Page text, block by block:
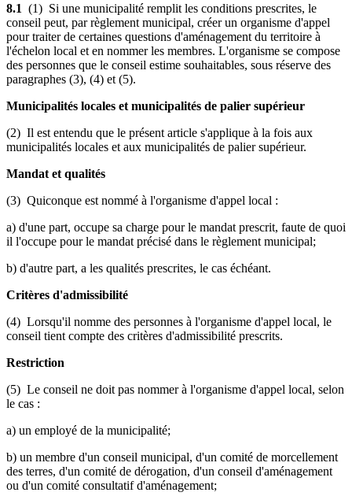
8.1 (1) Si une municipalité remplit les conditions prescrites, le
conseil peut, par règlement municipal, créer un organisme d'appel
pour traiter de certaines questions d'aménagement du territoire à
l'échelon local et en nommer les membres. L'organisme se compose
des personnes que le conseil estime souhaitables, sous réserve des
paragraphes (3), (4) et (5).
Municipalités locales et municipalités de palier supérieur
(2) Il est entendu que le présent article s'applique à la fois aux
municipalités locales et aux municipalités de palier supérieur.
Mandat et qualités
(3) Quiconque est nommé à l'organisme d'appel local :
a) d'une part, occupe sa charge pour le mandat prescrit, faute de quoi
il l'occupe pour le mandat précisé dans le règlement municipal;
b) d'autre part, a les qualités prescrites, le cas échéant.
Critères d'admissibilité
(4) Lorsqu'il nomme des personnes à l'organisme d'appel local, le
conseil tient compte des critères d'admissibilité prescrits.
Restriction
(5) Le conseil ne doit pas nommer à l'organisme d'appel local, selon
le cas :
a) un employé de la municipalité;
b) un membre d'un conseil municipal, d'un comité de morcellement
des terres, d'un comité de dérogation, d'un conseil d'aménagement
ou d'un comité consultatif d'aménagement;